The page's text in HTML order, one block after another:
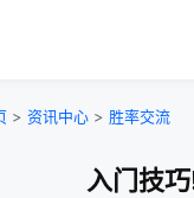
> 资讯中心 > 胜率交流
入门技